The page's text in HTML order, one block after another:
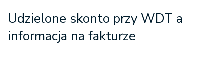
Udzielone skonto przy WDT a
informacja na fakturze